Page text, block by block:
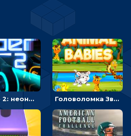
Райдер 2: неоновые гонки на мотоциклах Головоломка Звери-малыши: открывай карточки по очереди, чтобы найти одинаковые